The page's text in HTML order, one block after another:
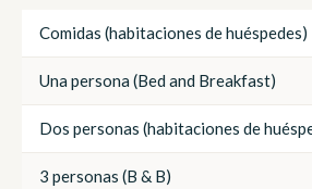
Comidas (habitaciones de huéspedes)
Una persona (Bed and Breakfast)
Dos personas (habitaciones de
3 personas (B & B)